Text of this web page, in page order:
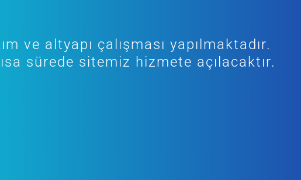
ve altyapı çalışması yapılmaktadır.
sürede sitemiz hizmete açılacaktır.